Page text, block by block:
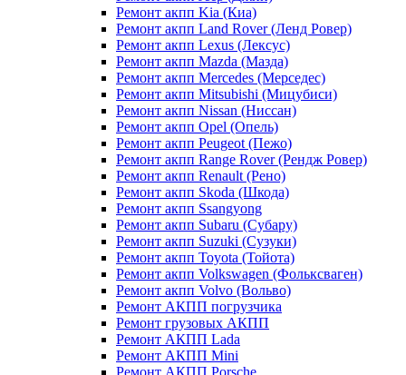
Ремонт акпп Kia (Киа)
Ремонт акпп Land Rover (Ленд Ровер)
Ремонт акпп Lexus (Лексус)
Ремонт акпп Mazda (Мазда)
Ремонт акпп Mercedes (Мерседес)
Ремонт акпп Mitsubishi (Мицубиси)
Ремонт акпп Nissan (Ниссан)
Ремонт акпп Opel (Опель)
Ремонт акпп Peugeot (Пежо)
Ремонт акпп Range Rover (Рендж Ровер)
Ремонт акпп Renault (Рено)
Ремонт акпп Skoda (Шкода)
Ремонт акпп Ssangyong
Ремонт акпп Subaru (Cубару)
Ремонт акпп Suzuki (Сузуки)
Ремонт акпп Toyota (Тойота)
Ремонт акпп Volkswagen (Фольксваген)
Ремонт акпп Volvo (Вольво)
Ремонт АКПП погрузчика
Ремонт грузовых АКПП
Ремонт АКПП Lada
Ремонт АКПП Mini
Ремонт АКПП Porsche